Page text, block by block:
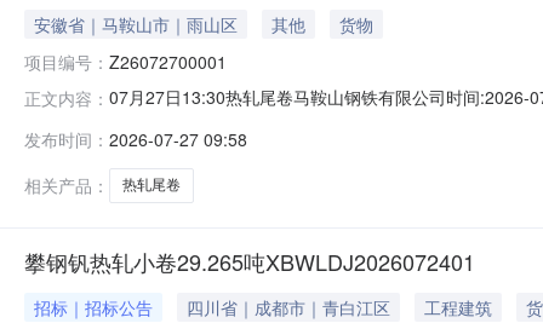
安徽省｜马鞍山市｜雨山区 其他
货物
项目编号： Z26072700001
正文内容： 07月27日13:30热轧尾卷马鞍山钢铁有限公司时间
保证金：￥1,700.00元交易保证金：￥1,700.00元竞价
发布时间： 2026-07-27 09:58
相关产品：
热轧尾卷
攀钢钒热轧小卷29.265吨XBWLDJ2026072401
招标｜招标公告 四川省｜成都市｜青白江区 工程建筑